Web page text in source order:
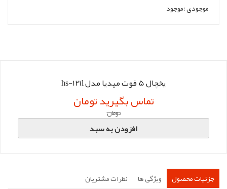
موجودی :موجود
یخچال 5 فوت میدیا مدل hs-121l
تماس بگیرید تومان
تومان
افزودن به سبد
جزئیات محصول ویژگی ها نظرات مشتریان